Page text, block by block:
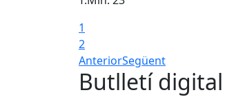
1
2
AnteriorSegüent
Butlletí digital